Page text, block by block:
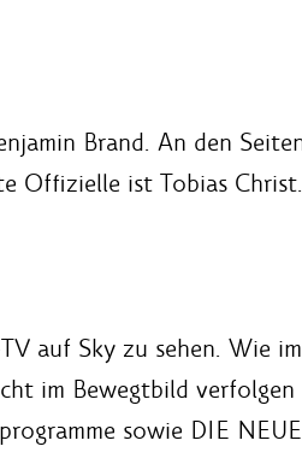
Brand. An den
ist Tobias
auf Sky zu sehen. Wie
im Bewegtbild
sowie DIE